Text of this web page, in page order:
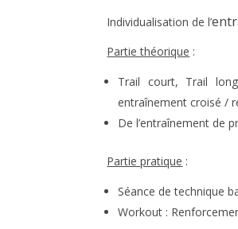
Individualisation de l’
Partie théorique :
Trail court, Trail
entraînement croisé /
De l’entraînement de
Partie pratique :
Séance de technique
Workout :